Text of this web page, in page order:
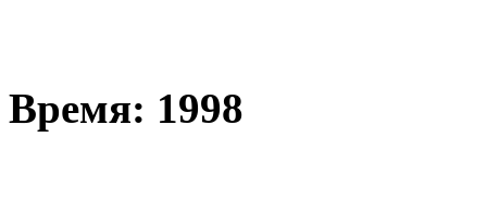
Время: 1998